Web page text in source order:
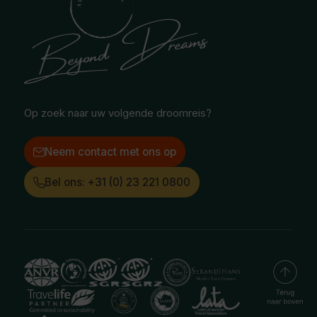
Noord-Amerika
Poolgebied
Safari & Wildlife reizen
Selfdrive reizen
Treinreizen
Reisvoorwaarden
Vacatures
Facebook
Instagram
Op zoek naar uw volgende droomreis?
Neem contact met ons op
Bel ons: +31 (0) 23 221 0800